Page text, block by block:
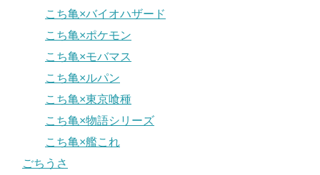
こち亀×バイオハザード
こち亀×ポケモン
こち亀×モバマス
こち亀×ルパン
こち亀×東京喰種
こち亀×物語シリーズ
こち亀×艦これ
ごちうさ